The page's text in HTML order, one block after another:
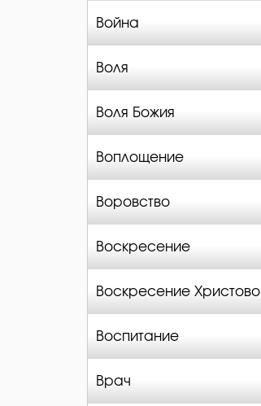
Война
Воля
Воля Божия
Воплощение
Воровство
Воскресение
Воскресение Христово
Воспитание
Врач